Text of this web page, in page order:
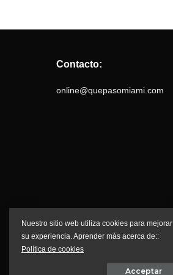
Contacto:
online@quepasomiami.com
Nuestro sitio web utiliza cookies para mejorar
su experiencia. Aprender más acerca de::
Política de cookies
Acceptar